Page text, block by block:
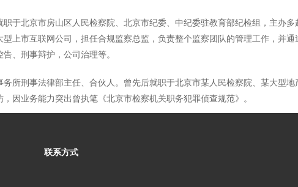
于北京市房山区人民检察院、北京市纪委、中纪委驻教育部纪检组，主办
上市互联网公司，担任合规监察总监，负责整个监察团队的管理工作，并
、刑事辩护，公司治理等。
所刑事法律部主任、合伙人。曾先后就职于北京市某人民检察院、某大型
因业务能力突出曾执笔《北京市检察机关职务犯罪侦查规范》。
联系方式